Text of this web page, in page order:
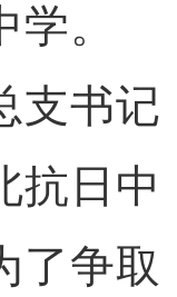
。
书记
抗日中
了争取